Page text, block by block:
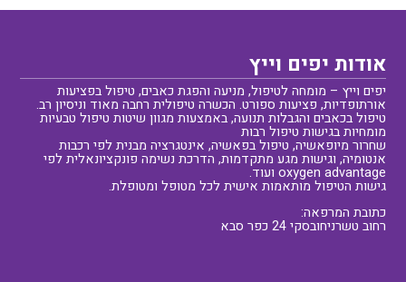
אודות יפים וייץ
יפים וייץ – מומחה לטיפול, מניעה והפגת כאבים, טיפול בפציעות
אורתופדיות, פציעות ספורט. הכשרה טיפולית רחבה מאוד וניסיון רב.
טיפול בכאבים והגבלות תנועה, באמצעות מגוון שיטות טיפול טבעיות
מומחיות בגישות טיפול רבות
שחרור מיופאשיה, טיפול בפאשיה, אינטגרציה מבנית לפי רכבות
אנטומיה, וגישות מגע מתקדמות, הדרכת נשימה פונקציונאלית לפי
oxygen advantage ועוד.
גישות הטיפול מותאמות אישית לכל מטופל ומטופלת.
כתובת המרפאה:
רחוב טשרניחובסקי 24 כפר סבא